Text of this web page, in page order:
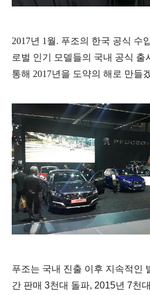
2017년 1월. 푸조의 한국 공식 수
로벌 인기 모델들의 국내 공식 출
통해 2017년을 도약의 해로 만들
푸조는 국내 진출 이후 지속적인
간 판매 3천대 돌파, 2015년 7천